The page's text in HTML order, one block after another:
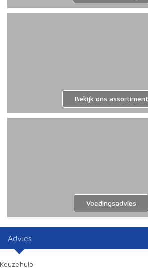
Bekijk ons assortiment
Voedingsadvies
Advies
Keuzehulp